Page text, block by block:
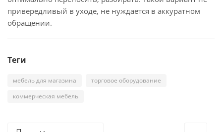
привередливый в уходе, не нуждается в аккуратном
обращении.
Теги
мебель для магазина
торговое оборудование
коммерческая мебель